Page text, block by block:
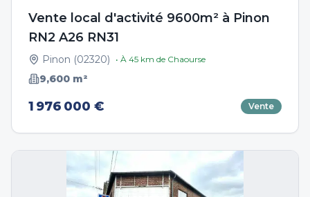
Vente local d'activité 9600m² à Pinon
RN2 A26 RN31
Pinon (02320) • À 45 km de Chaourse
9,600 m²
1 976 000 € Vente